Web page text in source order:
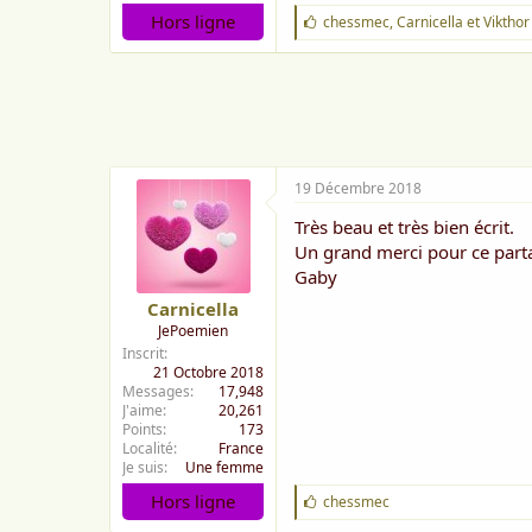
Hors ligne
J
'
a
chessmec,Carnicella etVikthor
Carnicella
JePoemien
Inscrit
21 Octobre 2018
Messages
17,948
J'aime
20,261
Points
173
Localité
France
Je suis
Une femme
Hors ligne
19 Décembre 2018
Très beau et très bien écrit.
Un grand merci pour ce
Gaby
J
'
chessmec